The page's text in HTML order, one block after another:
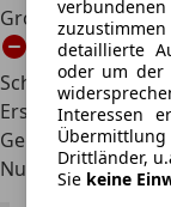
Große
Schwächen
Ersatzteile teils
Geringe
Nur noch als
detaillierte
oder um der
Interessen
Drittländer,
Sie keine